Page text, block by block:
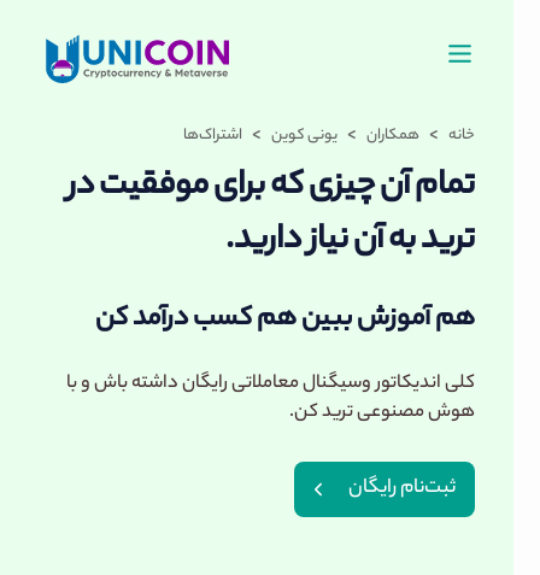
خانه > همکاران > یونی کوین > اشتراک‌ها
تمام آن چیزی که برای موفقیت در
ترید به آن نیاز دارید.
هم آموزش ببین هم کسب درآمد کن
کلی اندیکاتور وسیگنال معاملاتی رایگان داشته باش و با
هوش مصنوعی ترید کن.
ثبت‌نام رایگان